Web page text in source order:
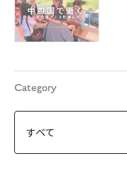
Category